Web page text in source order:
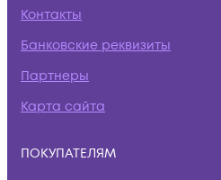
Контакты
Банковские реквизиты
Партнеры
Карта сайта
ПОКУПАТЕЛЯМ